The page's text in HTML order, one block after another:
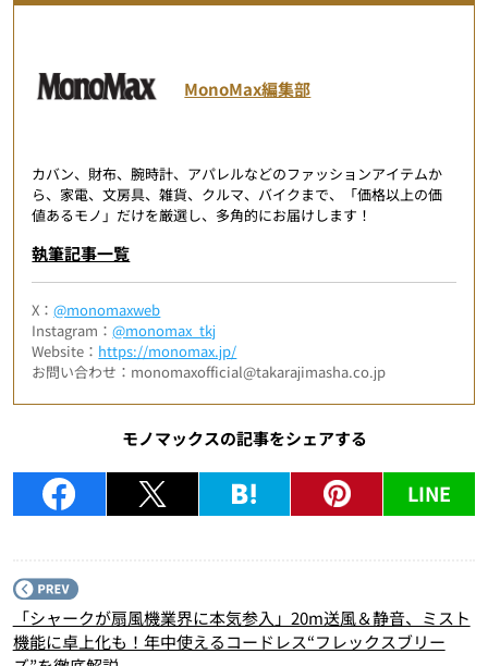
MonoMax編集部
カバン、財布、腕時計、アパレルなどのファッションアイテムか
ら、家電、文房具、雑貨、クルマ、バイクまで、「価格以上の価
値あるモノ」だけを厳選し、多角的にお届けします！
執筆記事一覧
X：@monomaxweb
Instagram：@monomax_tkj
Website： https://monomax.jp/
お問い合わせ：monomaxofficial@takarajimasha.co.jp
モノマックスの記事をシェアする
LINE
「シャークが扇風機業界に本気参入」20m送風＆静音、ミスト
機能に卓上化も！年中使えるコードレス“フレックスブリー